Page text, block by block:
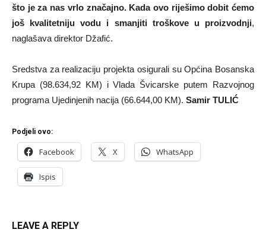
što je za nas vrlo značajno. Kada ovo riješimo dobit ćemo
još kvalitetniju vodu i smanjiti troškove u proizvodnji,
naglašava direktor Džafić.
Sredstva za realizaciju projekta osigurali su Općina Bosanska
Krupa (98.634,92 KM) i Vlada Švicarske putem Razvojnog
programa Ujedinjenih nacija (66.644,00 KM). Samir TULIĆ
Podjeli ovo:
Facebook X WhatsApp
Ispis
LEAVE A REPLY